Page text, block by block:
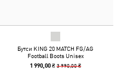
Бутси KING 20 MATCH FG/AG
Football Boots Unisex
1 990,00 ₴3 990,00 ₴